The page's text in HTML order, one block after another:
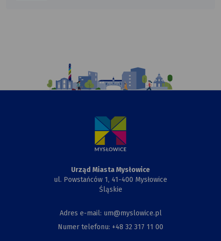
rysunek
Urząd Miasta Mysłowice
ul. Powstańców 1, 41-400 Mysłowice
Śląskie
Adres e-mail: um@myslowice.pl
Numer telefonu: +48 32 317 11 00